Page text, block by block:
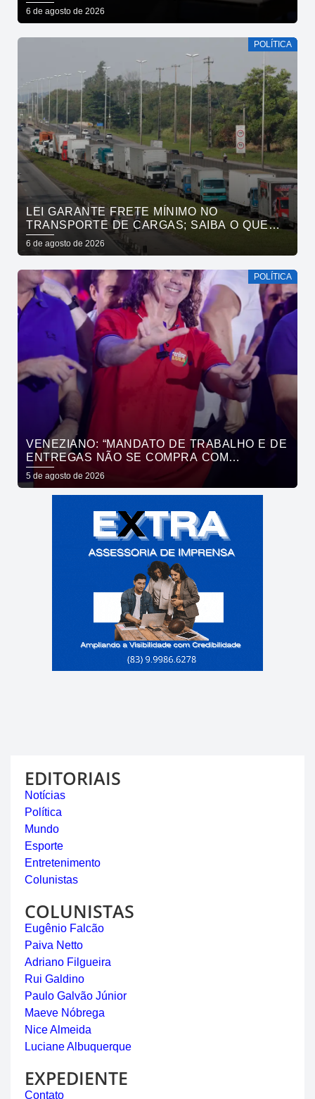
6 de agosto de 2026
POLÍTICA
LEI GARANTE FRETE MÍNIMO NO
TRANSPORTE DE CARGAS; SAIBA O QUE
MUDA
6 de agosto de 2026
POLÍTICA
VENEZIANO: “MANDATO DE TRABALHO E DE
ENTREGAS NÃO SE COMPRA COM
DINHEIRO, SE CONQUISTA COM TRABALHO”
5 de agosto de 2026
EDITORIAIS
Notícias
Política
Mundo
Esporte
Entretenimento
Colunistas
COLUNISTAS
Eugênio Falcão
Paiva Netto
Adriano Filgueira
Rui Galdino
Paulo Galvão Júnior
Maeve Nóbrega
Nice Almeida
Luciane Albuquerque
EXPEDIENTE
Contato